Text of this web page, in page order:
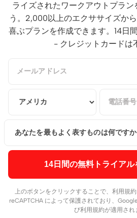
ライズされたワークアウトプラン
う。2,000以上のエクササイズか
喜ぶプランを作成できます。14日
- クレジットカードは
14日間の無料トライアル
上のボタンをクリックすることで、 利用規約
reCAPTCHA によって保護されており、
び利用規約が適用され